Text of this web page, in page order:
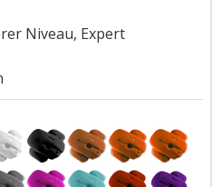
Niveau, Expert